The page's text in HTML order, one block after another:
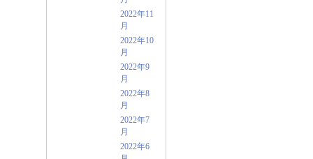
2022年11
月
2022年10
月
2022年9
月
2022年8
月
2022年7
月
2022年6